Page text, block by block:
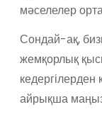
мәселелер
Сондай-ақ,
жемқорлық
айрықша